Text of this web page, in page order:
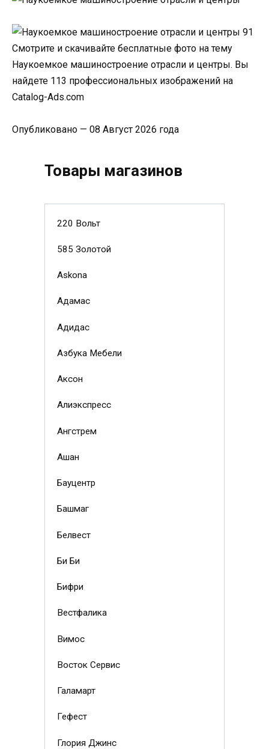
Смотрите и скачивайте бесплатные фото на тему
Наукоемкое машиностроение отрасли и центры. Вы
найдете 113 профессиональных изображений на
Catalog-Ads.com
Опубликовано — 08 Август 2026 года
Товары магазинов
220 Вольт
585 Золотой
Askona
Адамас
Адидас
Азбука Мебели
Аксон
Алиэкспресс
Ангстрем
Ашан
Бауцентр
Башмаг
Белвест
Би Би
Бифри
Вестфалика
Вимос
Восток Сервис
Галамарт
Гефест
Глория Джинс